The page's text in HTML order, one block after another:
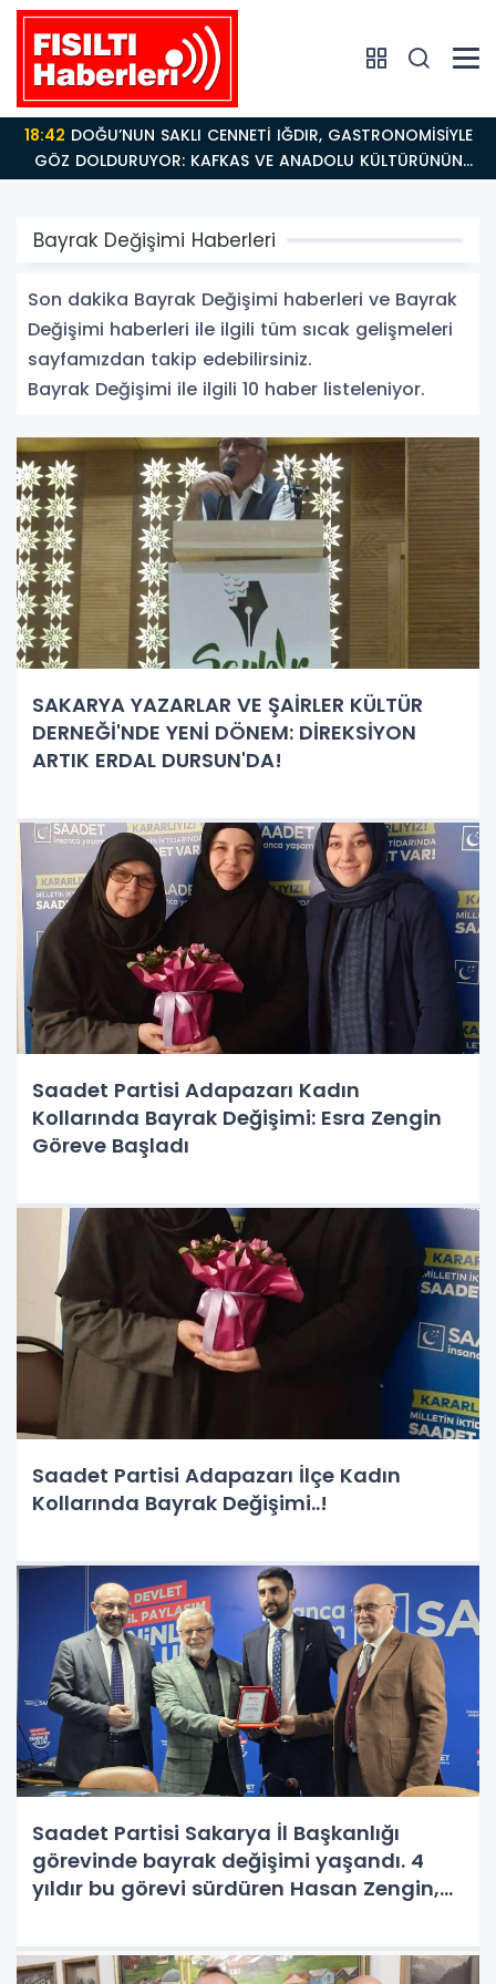
18:42
GÖZ DOLDURUYOR: KAFKAS VE ANADOLU KÜLTÜRÜNÜN
BULUŞMA NOKTASI
Bayrak Değişimi Haberleri
Son dakika Bayrak Değişimi haberleri ve Bayrak
Değişimi haberleri ile ilgili tüm sıcak gelişmeleri
sayfamızdan takip edebilirsiniz.
Bayrak Değişimi ile ilgili 10 haber listeleniyor.
SAKARYA YAZARLAR VE ŞAİRLER KÜLTÜR
DERNEĞİ'NDE YENİ DÖNEM: DİREKSİYON
ARTIK ERDAL DURSUN'DA!
Saadet Partisi Adapazarı Kadın
Kollarında Bayrak Değişimi: Esra Zengin
Göreve Başladı
Saadet Partisi Adapazarı İlçe Kadın
Kollarında Bayrak Değişimi..!
Saadet Partisi Sakarya İl Başkanlığı
görevinde bayrak değişimi yaşandı. 4
yıldır bu görevi sürdüren Hasan Zengin,